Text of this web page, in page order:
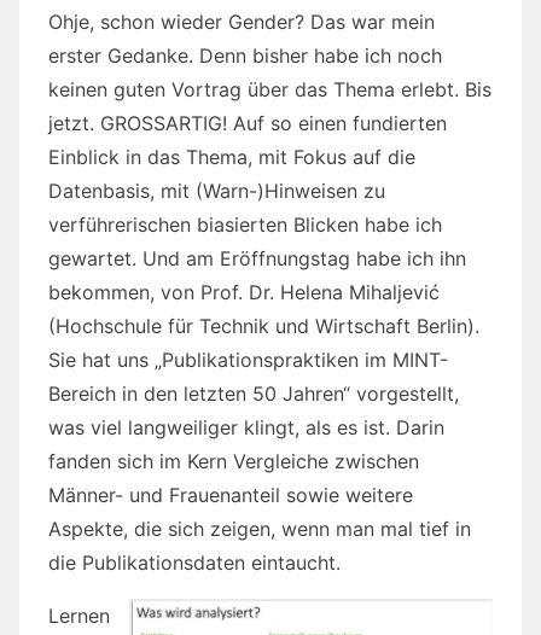
Ohje, schon wieder Gender? Das war mein
erster Gedanke. Denn bisher habe ich noch
keinen guten Vortrag über das Thema erlebt. Bis
jetzt. GROSSARTIG! Auf so einen fundierten
Einblick in das Thema, mit Fokus auf die
Datenbasis, mit (Warn-)Hinweisen zu
verführerischen biasierten Blicken habe ich
gewartet. Und am Eröffnungstag habe ich ihn
bekommen, von Prof. Dr. Helena Mihaljević
(Hochschule für Technik und Wirtschaft Berlin).
Sie hat uns „Publikationspraktiken im MINT-
Bereich in den letzten 50 Jahren“ vorgestellt,
was viel langweiliger klingt, als es ist. Darin
fanden sich im Kern Vergleiche zwischen
Männer- und Frauenanteil sowie weitere
Aspekte, die sich zeigen, wenn man mal tief in
die Publikationsdaten eintaucht.
Lernen